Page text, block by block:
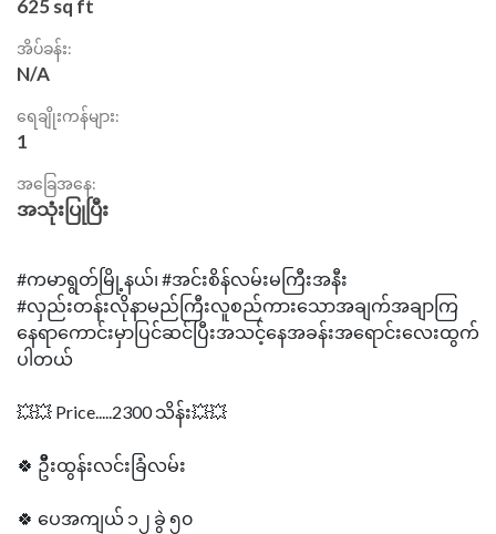
625 sq ft
အိပ်ခန်း:
N/A
ရေချိုးကန်များ:
1
အခြေအနေ:
အသုံးပြုပြီး
#ကမာရွတ်မြို့နယ်၊ #အင်းစိန်လမ်းမကြီးအနီး
#လှည်းတန်းလိုနာမည်ကြီးလူစည်ကားသောအချက်အချာကြ
နေရာကောင်းမှာပြင်ဆင်ပြီးအသင့်နေအခန်းအရောင်းလေးထွက်
ပါတယ်
💥💥 Price.....2300 သိန်း💥💥
🍀 ဦီးထွန်းလင်းခြံလမ်း
🍀 ပေအကျယ် ၁၂ ခွဲ ၅၀